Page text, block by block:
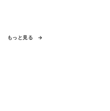
もっと見る